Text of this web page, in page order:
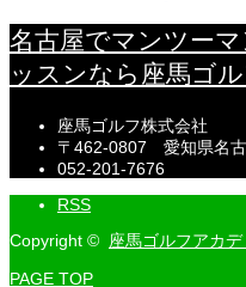
名古屋でマンツー
ッスンなら座馬ゴ
座馬ゴルフ株式会社
〒462-0807 愛知県名
052-201-7676
RSS
Copyright © 座馬ゴルフアカデ
PAGE TOP